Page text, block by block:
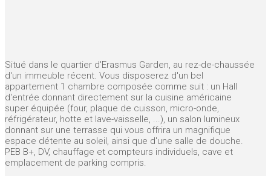
Situé dans le quartier d'Erasmus Garden, au rez-de-chaussée
d'un immeuble récent. Vous disposerez d'un bel
appartement 1 chambre composée comme suit : un Hall
d'entrée donnant directement sur la cuisine américaine
super équipée (four, plaque de cuisson, micro-onde,
réfrigérateur, hotte et lave-vaisselle, ...), un salon lumineux
donnant sur une terrasse qui vous offrira un magnifique
espace détente au soleil, ainsi que d'une salle de douche.
PEB B+, DV, chauffage et compteurs individuels, cave et
emplacement de parking compris.